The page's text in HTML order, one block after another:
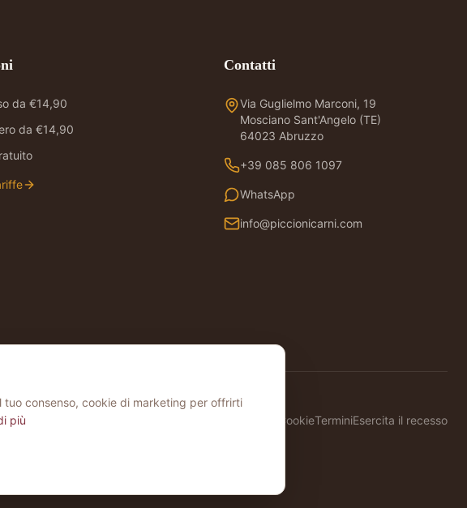
da €14,90
da €14,90
Contatti
Via Guglielmo Marconi, 19
Mosciano Sant'Angelo (TE)
64023 Abruzzo
+39 085 806 1097
WhatsApp
info@piccionicarni.com
CookieTerminiEsercita il recesso
consenso, cookie di marketing per offrirti
più